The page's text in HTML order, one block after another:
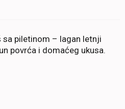
sa piletinom – lagan letnji
povrća i domaćeg ukusa.